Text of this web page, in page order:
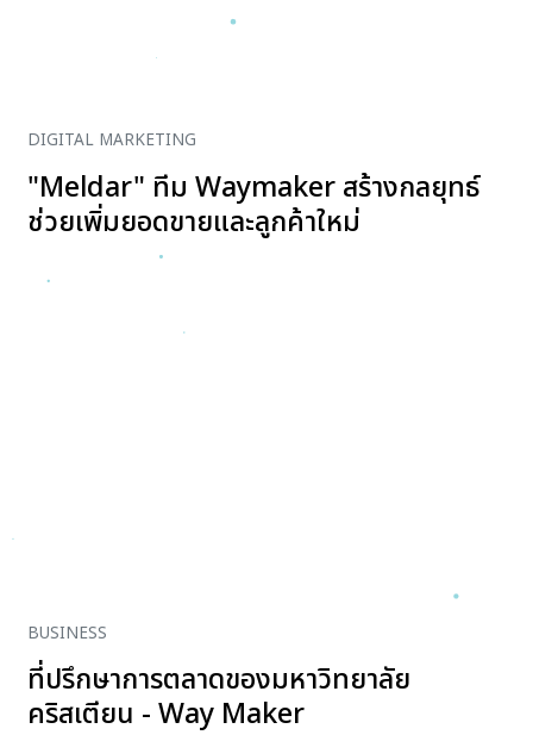
DIGITAL MARKETING
"Meldar" ทีม Waymaker สร้างกลยุทธ์
ช่วยเพิ่มยอดขายและลูกค้าใหม่
BUSINESS
ที่ปรึกษาการตลาดของมหาวิทยาลัย
คริสเตียน - Way Maker